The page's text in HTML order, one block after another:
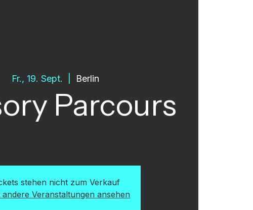
Fr., 19. Sept. Berlin
Parcours
stehen nicht zum Verkauf
Veranstaltungen ansehen